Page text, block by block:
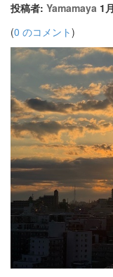
投稿者: Yamamaya 1
(0 のコメント)